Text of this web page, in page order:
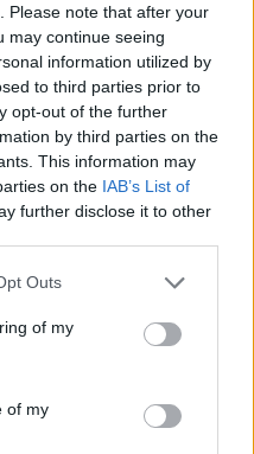
Please note that after your
may continue seeing
information utilized by
to third parties prior to
opt-out of the further
by third parties on the
This information may
on the IAB’s List of
further disclose it to other
Outs
of my
of my
December 23, 2021
3.9 rebotes, 6.5
con un 34% en triples,
y ganándose la
el anillo. Las otras
para traspasar a
Houston Rockets y Ben
unos jugadores que
como Rubio